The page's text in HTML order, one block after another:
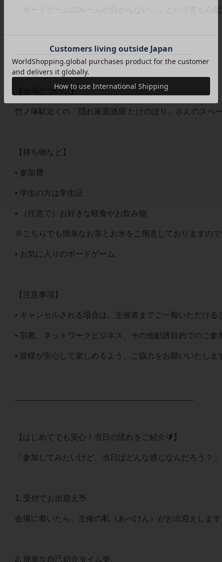
「ボードゲームのルールが分からない…」という方も心
________________________________________
【会場について】
竹ノ塚駅近くの「隠れ家居酒屋 たけのぼり」さんのス
【持ち物など】
• 参加費
• 学生の方は学生証
• （任意で）お好きな軽食やお飲み物
※こちらでも簡単なお茶とお水をご用意しておりますの
• お気に入りのボードゲーム
【注意事項】
• キャンセルされる場合は、主催者までご一報いただける
• 宗教、ネットワークビジネス、その他勧誘目的でのご
• 皆様が安心して楽しめるよう、ご協力をお願いいたしま
【はじめてでも安心！当日の流れをご紹介🔰】
「参加してみたいけど、当日はどんな感じなんだろう？
1. 受付でお出迎え👋
会場に着いたら、主催の私（あべけん）がお出迎えしま
2. 簡単な自己紹介タイム💬